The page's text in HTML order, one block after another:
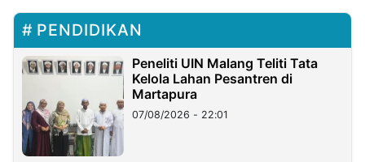
PENDIDIKAN
Peneliti UIN Malang Teliti Tata
Kelola Lahan Pesantren di
Martapura
07/08/2026 - 22:01